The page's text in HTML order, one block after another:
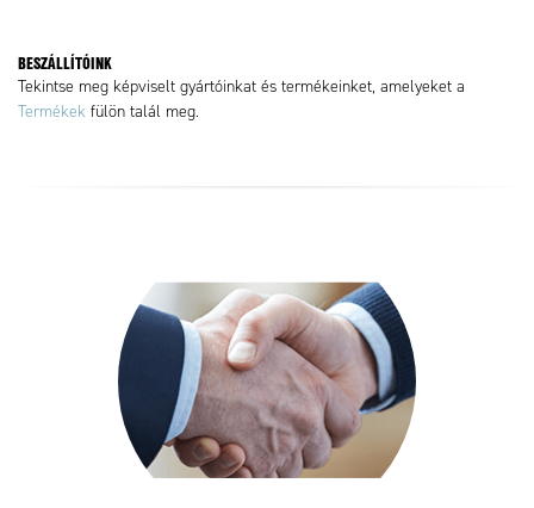
BESZÁLLÍTÓINK
Tekintse meg képviselt gyártóinkat és termékeinket, amelyeket a
Termékek fülön talál meg.